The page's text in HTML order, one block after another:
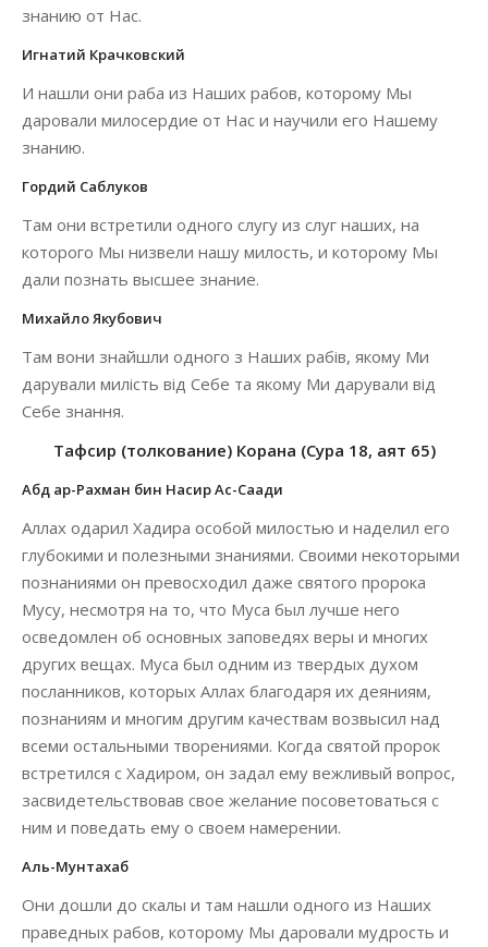
знанию от Нас.
Игнатий Крачковский
И нашли они раба из Наших рабов, которому Мы
даровали милосердие от Нас и научили его Нашему
знанию.
Гордий Саблуков
Там они встретили одного слугу из слуг наших, на
которого Мы низвели нашу милость, и которому Мы
дали познать высшее знание.
Михайло Якубович
Там вони знайшли одного з Наших рабів, якому Ми
дарували милість від Себе та якому Ми дарували від
Себе знання.
Тафсир (толкование) Корана (Сура 18, аят 65)
Абд ар-Рахман бин Насир Ас-Саади
Аллах одарил Хадира особой милостью и наделил его
глубокими и полезными знаниями. Своими некоторыми
познаниями он превосходил даже святого пророка
Мусу, несмотря на то, что Муса был лучше него
осведомлен об основных заповедях веры и многих
других вещах. Муса был одним из твердых духом
посланников, которых Аллах благодаря их деяниям,
познаниям и многим другим качествам возвысил над
всеми остальными творениями. Когда святой пророк
встретился с Хадиром, он задал ему вежливый вопрос,
засвидетельствовав свое желание посоветоваться с
ним и поведать ему о своем намерении.
Аль-Мунтахаб
Они дошли до скалы и там нашли одного из Наших
праведных рабов, которому Мы даровали мудрость и